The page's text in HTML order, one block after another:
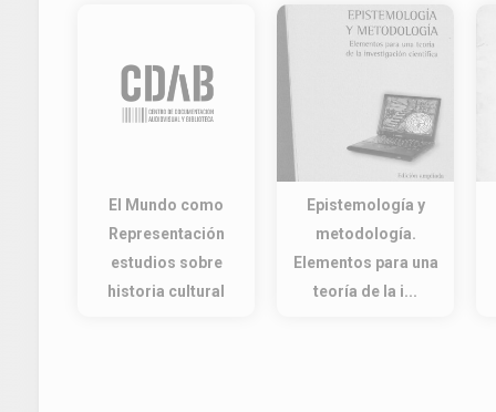
El Mundo como
Representación
estudios sobre
historia cultural
Epistemología y
metodología.
Elementos para una
teoría de la i...